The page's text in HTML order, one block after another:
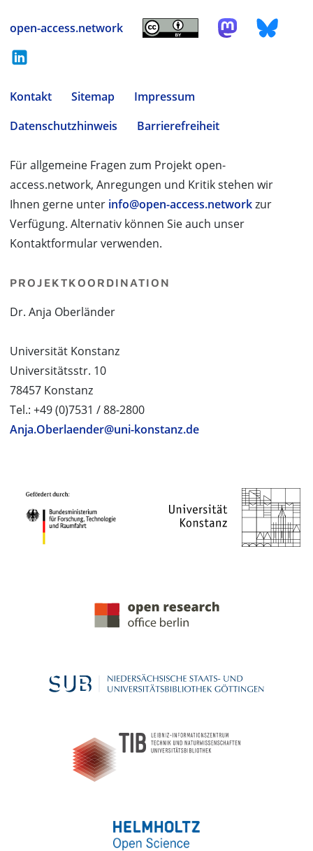
open-access.network
Kontakt Sitemap
Impressum
Datenschutzhinweis
Barrierefreiheit
Für allgemeine Fragen zum Projekt open-
access.network, Anregungen und Kritik stehen wir
Ihnen gerne unter info@open-access.networkzur
Verfügung. Alternativ können Sie auch unser
Kontaktformular verwenden.
PROJEKTKOORDINATION
Dr. Anja Oberländer
Universität Konstanz
Universitätsstr. 10
78457 Konstanz
Tel.: +49 (0)7531 / 88-2800
Anja.Oberlaender@uni-konstanz.de